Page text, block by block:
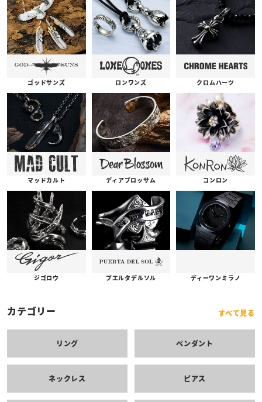
ゴッドサンズ ロンワンズ クロムハーツ
マッドカルト ディアブロッサム コンロン
ジゴロウ プエルタデルソル ディーワンミラノ
カテゴリー すべて見る
リング ペンダント
ネックレス ピアス